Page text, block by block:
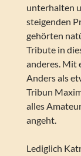
unterhalten
steigenden
gehörten
Tribute in
anderes. Mit
Anders als
Tribun
alles
angeht.
Lediglich